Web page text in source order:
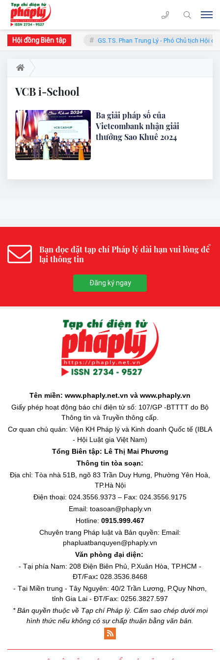
Hội đồng Biên tập
- Chủ tịch Hội đồng GS.TS. Phan Trung Lý - Phó Chủ tịch Hội
VCB i-School
Ba giải pháp số của
Vietcombank nhận giải
thưởng Sao Khuê 2024
Bạn đọc đặt tạp chí Pháp lý dài hạn vui lòng để
lại thông tin
Đăng ký ngay
Tên miền: www.phaply.net.vn và www.phaply.vn
Giấy phép hoạt động báo chí điện tử số: 107/GP -BTTTT do Bộ
Thông tin và Truyền thông cấp.
Cơ quan chủ quản: Viện KH Pháp lý và Kinh doanh Quốc tế (IBLA
- Hội Luật gia Việt Nam)
Tổng Biên tập: Lê Thị Mai Phương
Thông tin tòa soạn:
Địa chỉ: Tòa nhà 51B, ngõ 83 Trần Duy Hưng, Phường Yên Hoà,
TP.Hà Nội
Điện thoại: 024.3556.9373 – Fax: 024.3556.9175
Email: toasoan@phaply.vn
Hotline: 0915.999.467
Chuyên trang Pháp luật và Bản quyền: Email:
phapluatbanquyen@phaply.vn
Văn phòng đại diện:
- Tại phía Nam: 208 Điện Biên Phủ, P.Xuân Hòa, TP.HCM -
ĐT/Fax: 028.3536.8468
- Tại Miền trung - Tây Nguyên: 40/2 Trần Lương, P.Quy Nhơn,
tỉnh Gia Lai - ĐT/Fax: 0256.3827.597
* Bản quyền thuộc về Tạp chí Pháp lý. Cấm sao chép dưới mọi
hình thức nếu không có sự chấp thuận bằng văn bản.